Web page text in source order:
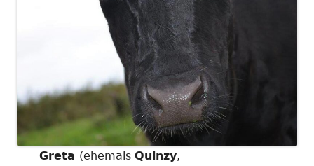
Greta (ehemals Quinzy,